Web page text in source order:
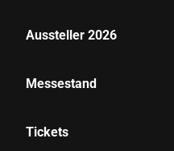
Aussteller 2026
Messestand
Tickets